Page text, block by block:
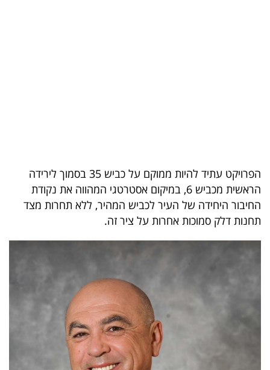
המילון
הכלכלי
פודקאסט
40
UNDER
שיתופי
הפרויקט עתיד להיות ממוקם על כביש 35 בסמוך לירידה
הראשית מכביש 6, במיקום אסטרטגי המהווה את נקודת
החיבור היחידה של העיר לכביש המהיר, ללא תחרות מצד
תחנות דלק סמוכות אחרות על ציר זה.